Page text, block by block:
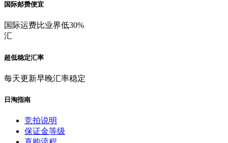
国际邮费便宜
国际运费比业界低30%
汇
超低稳定汇率
每天更新早晚汇率稳定
日淘指南
竞拍说明
保证金等级